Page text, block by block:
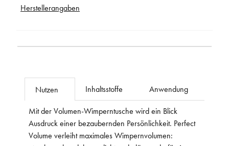
Herstellerangaben
Nutzen Inhaltsstoffe Anwendung
Mit der Volumen-Wimperntusche wird ein Blick
Ausdruck einer bezaubernden Persönlichkeit. Perfect
Volume verleiht maximales Wimpernvolumen: